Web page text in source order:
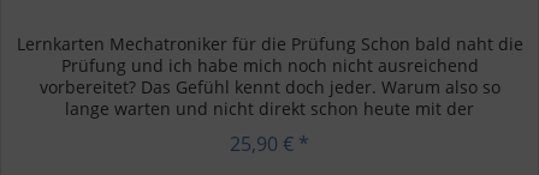
Lernkarten Mechatroniker für die Prüfung Schon bald naht die
Prüfung und ich habe mich noch nicht ausreichend
vorbereitet? Das Gefühl kennt doch jeder. Warum also so
lange warten und nicht direkt schon heute mit der
Vorbereitung...
25,90 € *